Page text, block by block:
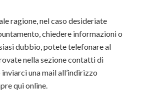
ragione, nel caso desideriate
chiedere informazioni o
dubbio, potete telefonare al
nella sezione contatti di
una mail all’indirizzo
qui online.